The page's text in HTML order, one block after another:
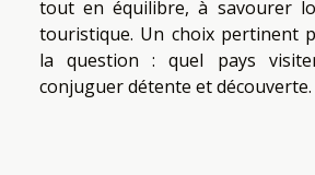
tout en équilibre, à savourer
touristique. Un choix pertinent
la question : quel pays
conjuguer détente et découverte.